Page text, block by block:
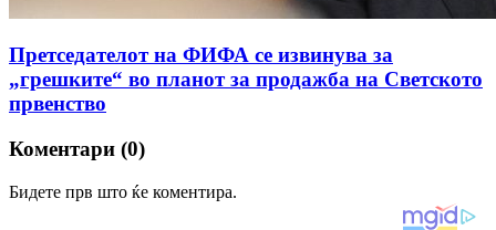
Претседателот на ФИФА се извинува за
„грешките“ во планот за продажба на Светското
првенство
Коментари (0)
Бидете прв што ќе коментира.